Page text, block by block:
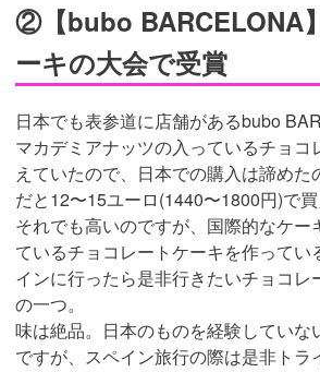
②【bubo BARCELONA
ーキの大会で受賞
日本でも表参道に店舗があるbubo
マカデミアナッツの入っているチョコ
えていたので、日本での購入は諦めた
だと12〜15ユーロ(1440〜1800円)で買
それでも高いのですが、国際的なケー
ているチョコレートケーキを作ってい
インに行ったら是非行きたいチョコレ
の一つ。
味は絶品。日本のものを経験していな
ですが、スペイン旅行の際は是非トラ